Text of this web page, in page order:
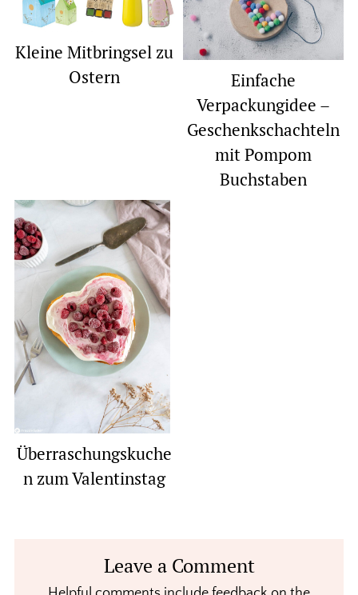
Kleine Mitbringsel zu
Ostern
Einfache
Verpackungidee –
Geschenkschachteln
mit Pompom
Buchstaben
Überraschungskuche
n zum Valentinstag
InteractionsLeave a Comment